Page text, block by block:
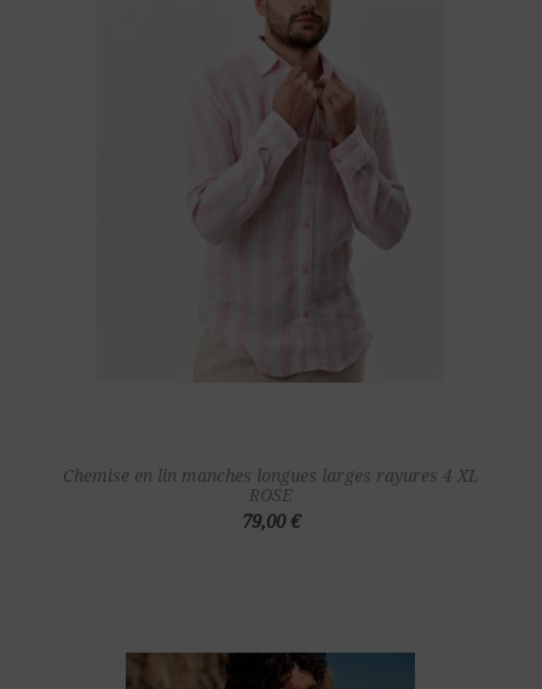
Chemise en lin manches longues larges rayures 4 XL
ROSE
79,00 €